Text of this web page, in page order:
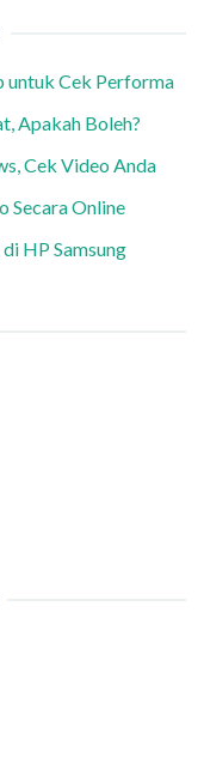
untuk Cek Performa
Apakah Boleh?
Cek Video Anda
Secara Online
HP Samsung